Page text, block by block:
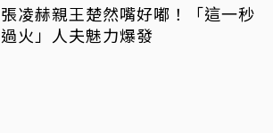
張凌赫親王楚然嘴好嘟！「這一秒
過火」人夫魅力爆發